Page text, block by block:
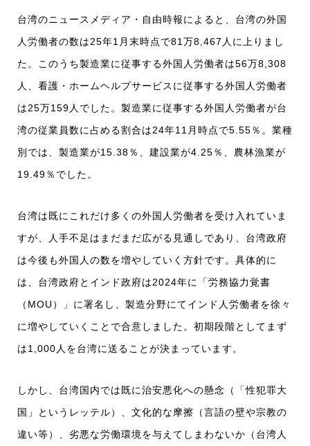
台湾のニュースメディア・自由時報によると、台湾の外国
人労働者の数は25年1月末時点で81万8,467人に上りまし
た。このうち製造業に従事する外国人労働者は56万8,308
人、看護・ホームヘルプサービスに従事する外国人労働者
は25万159人でした。製造業に従事する外国人労働者が台
湾の従業員数に占める割合は24年11月時点で5.55％。業種
別では、製造業が15.38％、建設業が4.25％、農林漁業が
19.49％でした。
台湾は既にこれだけ多くの外国人労働者を受け入れていま
すが、人手不足はまだまだ広がる見通しであり、台湾政府
は今後も外国人の数を増やしていく方針です。具体的に
は、台湾政府とインド政府は2024年に「労務協力覚書
（MOU）」に署名し、製造分野にてインド人労働者を徐々
に増やしていくことで合意しました。初期段階としてまず
は1,000人を台湾に送ることが決まっています。
しかし、台湾国内では既に治安悪化への懸念（「性犯罪大
国」というレッテル）、文化的な摩擦（言語の壁や宗教の
違い等）、劣悪な労働環境を与えてしまわないか（台湾人